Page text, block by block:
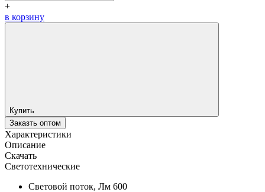
+
в корзину
Купить
Заказть оптом
Характеристики
Описание
Скачать
Светотехнические
Световой поток, Лм 600